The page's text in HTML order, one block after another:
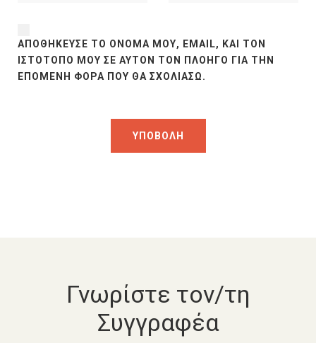
ΑΠΟΘΉΚΕΥΣΕ ΤΟ ΌΝΟΜΆ ΜΟΥ, EMAIL, ΚΑΙ ΤΟΝ
ΙΣΤΌΤΟΠΟ ΜΟΥ ΣΕ ΑΥΤΌΝ ΤΟΝ ΠΛΟΗΓΌ ΓΙΑ ΤΗΝ
ΕΠΌΜΕΝΗ ΦΟΡΆ ΠΟΥ ΘΑ ΣΧΟΛΙΆΣΩ.
Γνωρίστε τον/τη
Συγγραφέα